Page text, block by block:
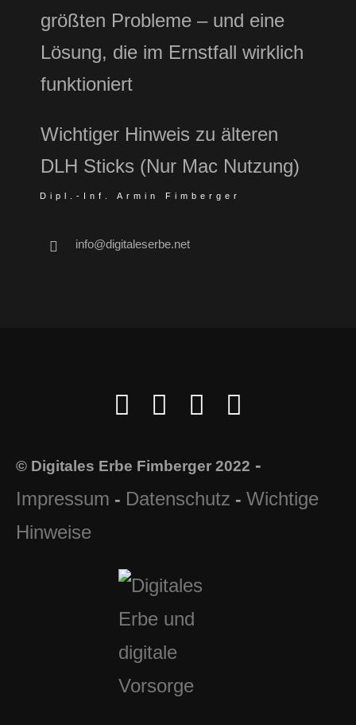
größten Probleme – und eine
Lösung, die im Ernstfall wirklich
funktioniert
Wichtiger Hinweis zu älteren
DLH Sticks (Nur Mac Nutzung)
Dipl.-Inf. Armin Fimberger
info@digitaleserbe.net
© Digitales Erbe Fimberger 2022 -
Impressum - Datenschutz - Wichtige
Hinweise